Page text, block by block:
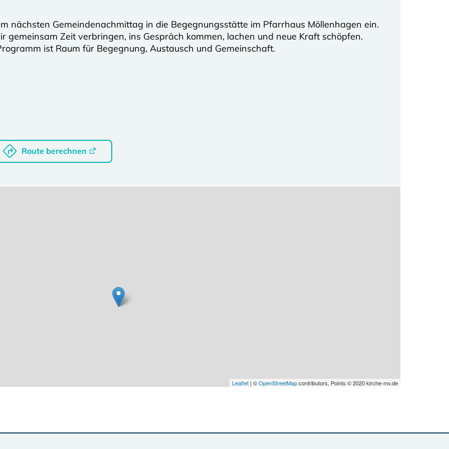
nächsten Gemeindenachmittag in die Begegnungsstätte im Pfarrhaus Möllenhagen ein.
gemeinsam Zeit verbringen, ins Gespräch kommen, lachen und neue Kraft schöpfen.
ist Raum für Begegnung, Austausch und Gemeinschaft.
Route berechnen
Leaflet | ©OpenStreetMapcontributors, Points © 2020 kirche-mv.de